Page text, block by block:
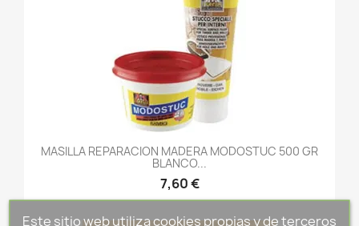
MASILLA REPARACION MADERA MODOSTUC 500 GR
BLANCO...
7,60 €
Este sitio web utiliza cookies propias y de terceros